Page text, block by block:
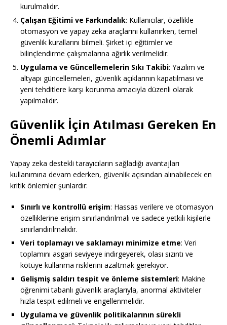
kurulmalıdır.
Çalışan Eğitimi ve Farkındalık: Kullanıcılar, özellikle
otomasyon ve yapay zeka araçlarını kullanırken, temel
güvenlik kurallarını bilmeli. Şirket içi eğitimler ve
bilinçlendirme çalışmalarına ağırlık verilmelidir.
Uygulama ve Güncellemelerin Sıkı Takibi: Yazılım ve
altyapı güncellemeleri, güvenlik açıklarının kapatılması ve
yeni tehditlere karşı korunma amacıyla düzenli olarak
yapılmalıdır.
Güvenlik İçin Atılması Gereken En
Önemli Adımlar
Yapay zeka destekli tarayıcıların sağladığı avantajları
kullanımına devam ederken, güvenlik açısından alınabilecek en
kritik önlemler şunlardır:
Sınırlı ve kontrollü erişim: Hassas verilere ve otomasyon
özelliklerine erişim sınırlandırılmalı ve sadece yetkili kişilerle
sınırlandırılmalıdır.
Veri toplamayı ve saklamayı minimize etme: Veri
toplamını asgari seviyeye indirgeyerek, olası sızıntı ve
kötüye kullanma risklerini azaltmak gerekiyor.
Gelişmiş saldırı tespit ve önleme sistemleri: Makine
öğrenimi tabanlı güvenlik araçlarıyla, anormal aktiviteler
hızla tespit edilmeli ve engellenmelidir.
Uygulama ve güvenlik politikalarının sürekli